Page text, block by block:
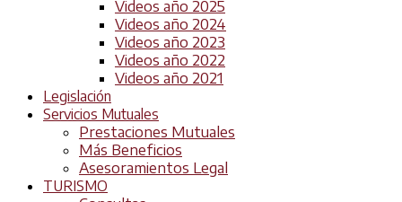
Videos año 2025
Videos año 2024
Videos año 2023
Videos año 2022
Videos año 2021
Legislación
Servicios Mutuales
Prestaciones Mutuales
Más Beneficios
Asesoramientos Legal
TURISMO